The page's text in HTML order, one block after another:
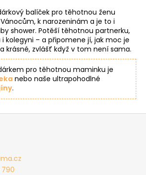
balíček pro těhotnou ženu
k narozeninám a je to i
shower. Potěší těhotnou partnerku,
kolegyni – a připomene jí, jak moc je
krásné, zvlášť když v tom není sama.
pro těhotnou maminku je
nebo naše ultrapohodlné
.